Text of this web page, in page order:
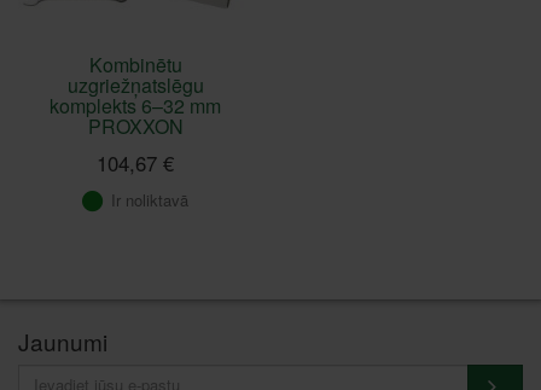
Kombinētu
uzgriežņatslēgu
komplekts 6–32 mm
PROXXON
104,67 €
Ir noliktavā
Jaunumi